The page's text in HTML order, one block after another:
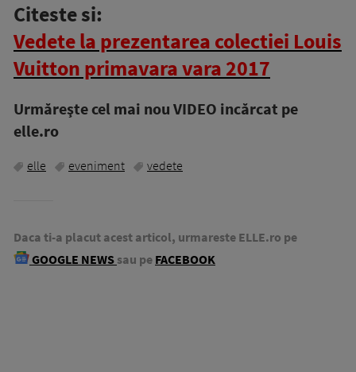
Citeste si:
Vedete la prezentarea colectiei Louis
Vuitton primavara vara 2017
Urmăreşte cel mai nou VIDEO incărcat pe
elle.ro
elle eveniment vedete
Daca ti-a placut acest articol, urmareste ELLE.ro pe
GOOGLE NEWS sau pe FACEBOOK